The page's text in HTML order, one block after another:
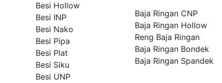
Besi Hollow
Besi INP
Besi Nako
Besi Pipa
Besi Plat
Besi Siku
Besi UNP
Baja Ringan CNP
Baja Ringan Hollow
Reng Baja Ringan
Baja Ringan Bondek
Baja Ringan Spandek